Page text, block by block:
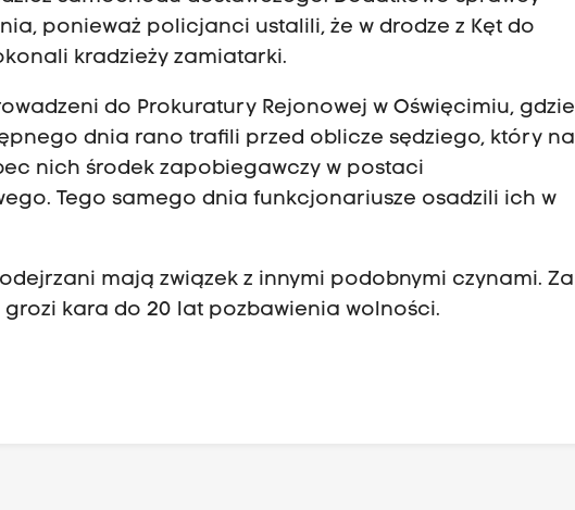
ponieważ policjanci ustalili, że w drodze z Kęt do
kradzieży zamiatarki.
do Prokuratury Rejonowej w Oświęcimiu, gdzie
dnia rano trafili przed oblicze sędziego, który na
nich środek zapobiegawczy w postaci
Tego samego dnia funkcjonariusze osadzili ich w
mają związek z innymi podobnymi czynami. Za
kara do 20 lat pozbawienia wolności.